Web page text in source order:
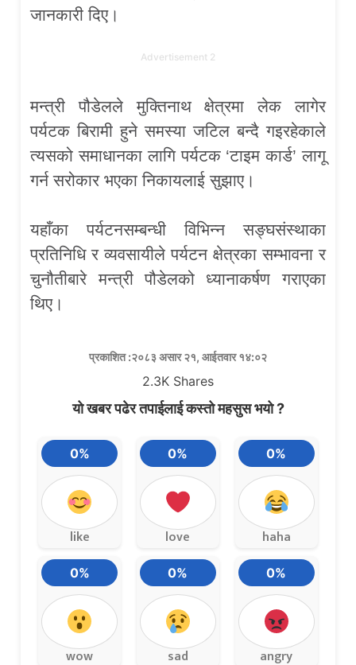
जानकारी दिए।
Advertisement 2
मन्त्री पौडेलले मुक्तिनाथ क्षेत्रमा लेक लागेर
पर्यटक बिरामी हुने समस्या जटिल बन्दै गइरहेकाले
त्यसको समाधानका लागि पर्यटक ‘टाइम कार्ड’ लागू
गर्न सरोकार भएका निकायलाई सुझाए।
यहाँका पर्यटनसम्बन्धी विभिन्न सङ्घसंस्थाका
प्रतिनिधि र व्यवसायीले पर्यटन क्षेत्रका सम्भावना र
चुनौतीबारे मन्त्री पौडेलको ध्यानाकर्षण गराएका
थिए।
प्रकाशित :२०८३ असार २१, आईतवार १४:०२
2.3K Shares
यो खबर पढेर तपाईलाई कस्तो महसुस भयो ?
0%
like
0%
love
0%
haha
0%
wow
0%
sad
0%
angry